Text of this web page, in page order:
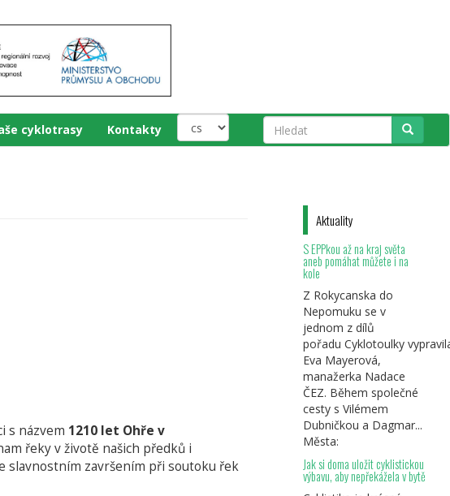
cyklotrasy
Kontakty
Hledat
s názvem 1210 let Ohře v
řeky v životě našich předků i
slavnostním završením při soutoku řek
Aktuality
S EPPkou až na kraj světa
aneb pomáhat můžete i na
kole
Z Rokycanska do
Nepomuku se v
jednom z dílů
pořadu Cyklotoulky
Eva Mayerová,
manažerka Nadace
ČEZ. Během společné
cesty s Vilémem
Dubničkou a Dagmar...
Města:
Jak si doma uložit cyklistickou
výbavu, aby nepřekážela v bytě